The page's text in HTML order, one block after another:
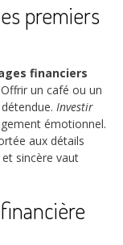
premiers
financiers
Offrir un café ou un
Investir
émotionnel.
aux détails
sincère vaut